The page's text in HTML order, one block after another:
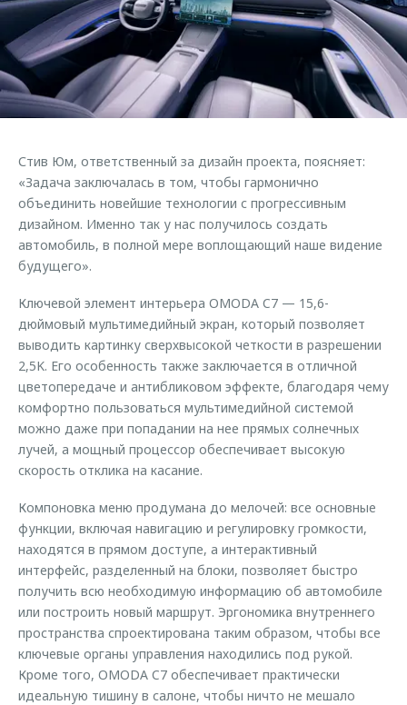
Страхование
Кредитный калькулятор
Аксессуары
Одежда и сувениры
Запчасти
Трейд-ин
Калькулятор трейд-ин
Дополнительная техническая поддержка
Руководства по эксплуатации
Клиентская поддержка
O&J Автоклуб
Приложение O&J
Аксессуары
Одежда и сувениры
Оригинальные аксессуары
Запчасти
Обратная связь
Стив Юм, ответственный за дизайн проекта, поясняет:
«Задача заключалась в том, чтобы гармонично
объединить новейшие технологии с прогрессивным
дизайном. Именно так у нас получилось создать
автомобиль, в полной мере воплощающий наше видение
будущего».
Ключевой элемент интерьера OMODA C7 — 15,6-
дюймовый мультимедийный экран, который позволяет
выводить картинку сверхвысокой четкости в разрешении
2,5K. Его особенность также заключается в отличной
цветопередаче и антибликовом эффекте, благодаря чему
комфортно пользоваться мультимедийной системой
можно даже при попадании на нее прямых солнечных
лучей, а мощный процессор обеспечивает высокую
скорость отклика на касание.
Компоновка меню продумана до мелочей: все основные
функции, включая навигацию и регулировку громкости,
находятся в прямом доступе, а интерактивный
интерфейс, разделенный на блоки, позволяет быстро
получить всю необходимую информацию об автомобиле
или построить новый маршрут. Эргономика внутреннего
пространства спроектирована таким образом, чтобы все
ключевые органы управления находились под рукой.
Кроме того, OMODA C7 обеспечивает практически
идеальную тишину в салоне, чтобы ничто не мешало